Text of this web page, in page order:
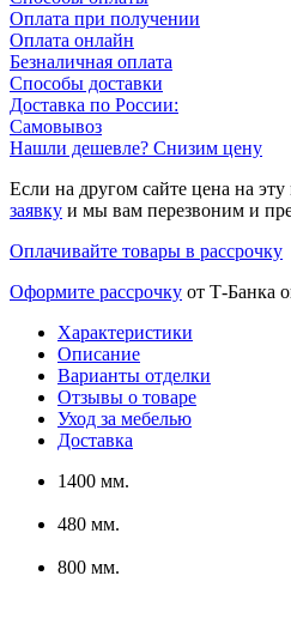
Оплата при получении
Оплата онлайн
Безналичная оплата
Способы доставки
Доставка по России:
Самовывоз
Нашли дешевле? Снизим цену
Если на другом сайте цена на
заявку и мы вам перезвоним и
Оплачивайте товары в рассрочку
Оформите рассрочку от Т-Банка
Характеристики
Описание
Варианты отделки
Отзывы о товаре
Уход за мебелью
Доставка
1400 мм.
480 мм.
800 мм.